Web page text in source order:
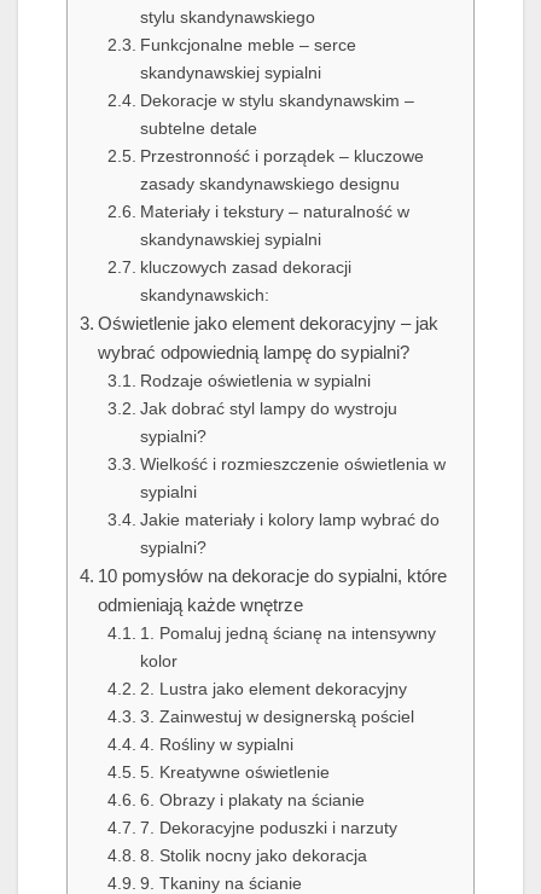
stylu skandynawskiego
Funkcjonalne meble – serce
skandynawskiej sypialni
Dekoracje w stylu skandynawskim –
subtelne detale
Przestronność i porządek – kluczowe
zasady skandynawskiego designu
Materiały i tekstury – naturalność w
skandynawskiej sypialni
kluczowych zasad dekoracji
skandynawskich:
Oświetlenie jako element dekoracyjny – jak
wybrać odpowiednią lampę do sypialni?
Rodzaje oświetlenia w sypialni
Jak dobrać styl lampy do wystroju
sypialni?
Wielkość i rozmieszczenie oświetlenia w
sypialni
Jakie materiały i kolory lamp wybrać do
sypialni?
10 pomysłów na dekoracje do sypialni, które
odmieniają każde wnętrze
1. Pomaluj jedną ścianę na intensywny
kolor
2. Lustra jako element dekoracyjny
3. Zainwestuj w designerską pościel
4. Rośliny w sypialni
5. Kreatywne oświetlenie
6. Obrazy i plakaty na ścianie
7. Dekoracyjne poduszki i narzuty
8. Stolik nocny jako dekoracja
9. Tkaniny na ścianie